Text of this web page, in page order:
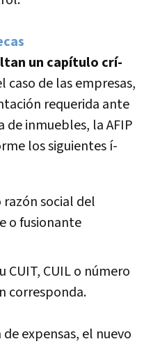
un capí­tulo crí­
caso de las empresas,
requerida ante
inmuebles, la AFIP
los siguientes í­
social del
o fusionante
CUIT, CUIL o número
corresponda.
expensas, el nuevo